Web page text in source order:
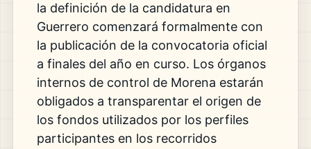
la definición de la candidatura en
Guerrero comenzará formalmente con
la publicación de la convocatoria oficial
a finales del año en curso. Los órganos
internos de control de Morena estarán
obligados a transparentar el origen de
los fondos utilizados por los perfiles
participantes en los recorridos